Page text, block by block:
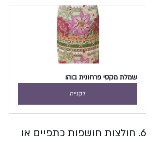
שמלת מקסי פרחונית בוהו
לקנייה
6. חולצות חושפות כתפיים או